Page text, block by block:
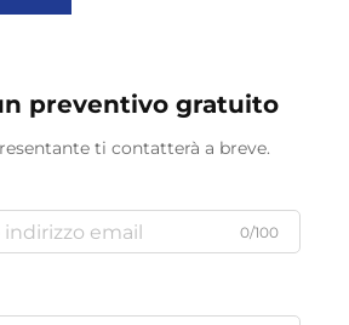
preventivo gratuito
ti contatterà a breve.
0/100